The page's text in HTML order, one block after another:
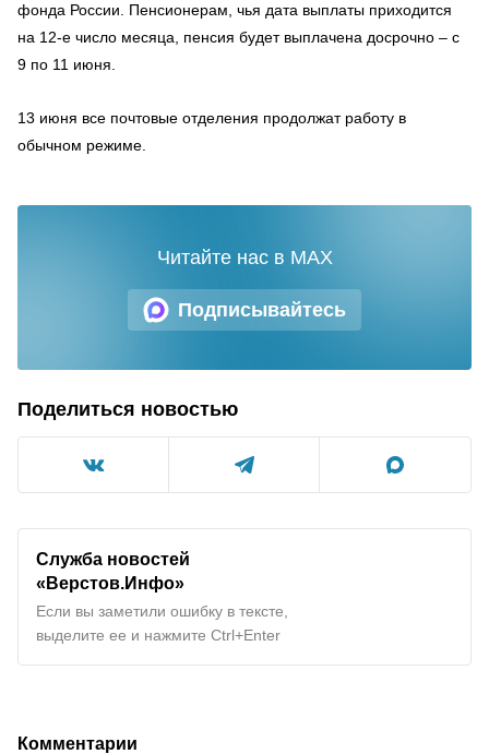
фонда России. Пенсионерам, чья дата выплаты приходится
на 12-е число месяца, пенсия будет выплачена досрочно – с
9 по 11 июня.
13 июня все почтовые отделения продолжат работу в
обычном режиме.
Подписывайтесь
Читайте нас в MAX
Поделиться новостью
Служба новостей
«Верстов.Инфо»
Если вы заметили ошибку в тексте,
выделите ее и нажмите Ctrl+Enter
Комментарии